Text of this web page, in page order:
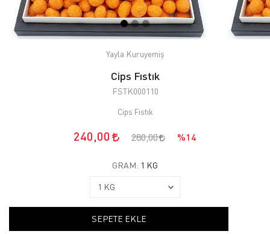
Yayla Kuruyemiş
Cips Fıstık
FSTK000110
Cips Fıstık
240,00 280,00 %14
GRAM: 1 KG
SEPETE EKLE